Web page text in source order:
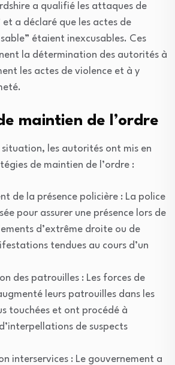
a qualifié les attaques de
et a déclaré que les actes de
étaient inexcusables. Ces
la détermination des autorités à
les actes de violence et à y
maintien de l’ordre
les autorités ont mis en
de maintien de l’ordre :
de la présence policière : La police
pour assurer une présence lors de
d’extrême droite ou de
tendues au cours d’un
des patrouilles : Les forces de
leurs patrouilles dans les
touchées et ont procédé à
de suspects
interservices : Le gouvernement a